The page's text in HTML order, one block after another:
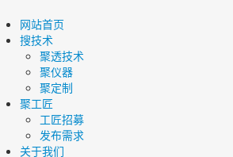
网站首页
搜技术
聚透技术
聚仪器
聚定制
聚工匠
工匠招募
发布需求
关于我们